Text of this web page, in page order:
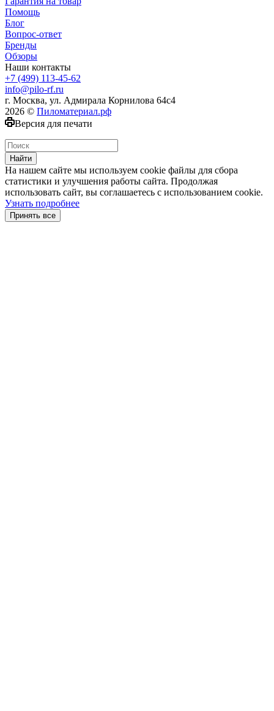
Помощь
Блог
Вопрос-ответ
Бренды
Обзоры
Наши контакты
+7 (499) 113-45-62
info@pilo-rf.ru
г. Москва, ул. Адмирала Корнилова 64с4
2026 © Пиломатериал.рф
Версия для печати
Найти
На нашем сайте мы используем cookie файлы для сбора
статистики и улучшения работы сайта. Продолжая
использовать сайт, вы соглашаетесь с использованием cookie.
Узнать подробнее
Принять все